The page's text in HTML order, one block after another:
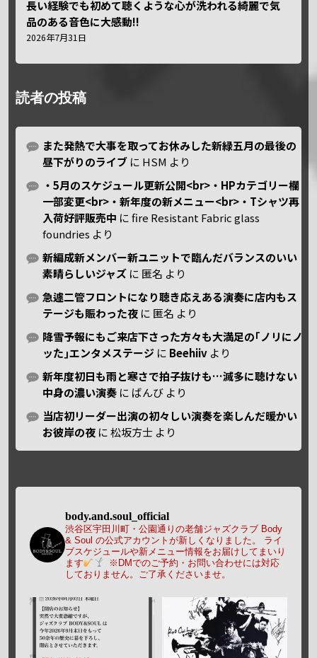
長い経験でも初めて聴くような心が洗われる綺麗で気
品のある音色に大感動!!
2026年7月31日
読者の投稿
また発熱で大事を取ってお休みした新緑五月の最後の
昼下がりのライブ に HSM より
・5月のスケジュール更新公開<br>・HPカテゴリー欄
一部変更<br>・新年度の新メニュー<br>・Tシャツ再
入荷好評販売中 にfire Resistant Fabric glass
foundries より
新編成新メンバー新ユニットで臨んだバランスのいい
素晴らしいジャズ に 匿名 より
急遽二管フロントになり聴き応えある演奏に店内もス
テージも賑わった夜 に 匿名 より
降雪予報にもご来店下さった方々も大満足の｢ノリにノ
ッた｣エンタメステージ に Beehiiv より
新年度初日も雨と寒さで拍子抜けも…滅多に聴けない
中身の濃い演奏 に ばんび より
当店初リーダー出演の初々しい演奏を楽しんだ暖かい
お彼岸の夜 に松坂方士 より
body.and.soul_official
渋谷区宇田川町・公園通りの老舗ジャズクラブ Body
& Soul の公式アカウントが新しくなりました。
ライ
ブスケジュールや新メニュー情報をお届けしてまいり
ます
※DMでのご予約・お問い合わせには対応
しておりません。ご了承くださいませ。